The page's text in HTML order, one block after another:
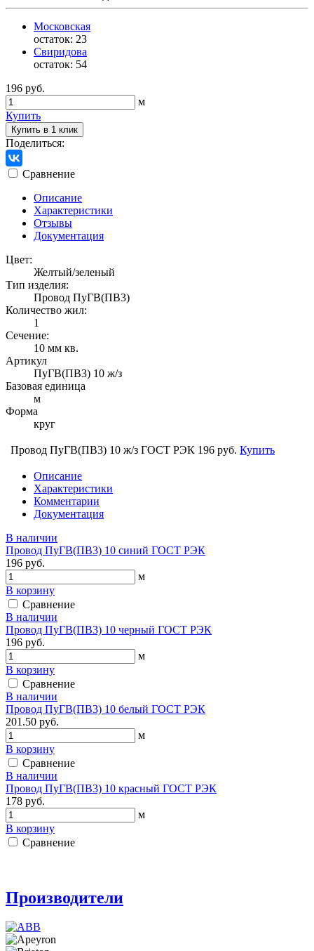
Московская
остаток: 23
Свиридова
остаток: 54
196 руб.
м
Купить
Купить в 1 клик
Поделиться:
Сравнение
Описание
Характеристики
Отзывы
Документация
Цвет:
Желтый/зеленый
Тип изделия:
Провод ПуГВ(ПВ3)
Количество жил:
1
Сечение:
10 мм кв.
Артикул
ПуГВ(ПВ3) 10 ж/з
Базовая единица
м
Форма
круг
Провод ПуГВ(ПВ3) 10 ж/з ГОСТ РЭК 196 руб. Купить
Описание
Характеристики
Комментарии
Документация
В наличии
Провод ПуГВ(ПВ3) 10 синий ГОСТ РЭК
196 руб.
м
В корзину
Сравнение
В наличии
Провод ПуГВ(ПВ3) 10 черный ГОСТ РЭК
196 руб.
м
В корзину
Сравнение
В наличии
Провод ПуГВ(ПВ3) 10 белый ГОСТ РЭК
201.50 руб.
м
В корзину
Сравнение
В наличии
Провод ПуГВ(ПВ3) 10 красный ГОСТ РЭК
178 руб.
м
В корзину
Сравнение
Производители